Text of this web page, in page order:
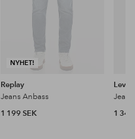
NYHET!
Replay
Jeans Anbass
1 199 SEK
Levi's
1 349